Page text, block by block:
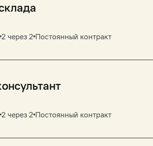
2 через 2 Постоянный контракт
2 через 2 Постоянный контракт